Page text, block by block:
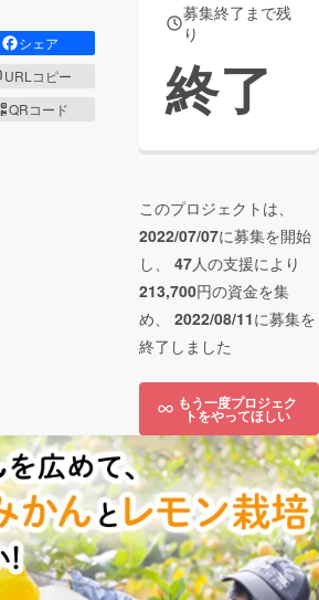
シェア
URLコピー
QRコード
募集終了まで残
り
終了
このプロジェクトは、
2022/07/07に募集を開始
し、 47人の支援により
213,700円の資金を集
め、 2022/08/11に募集を
終了しました
もう一度プロジェク
トをやってほしい